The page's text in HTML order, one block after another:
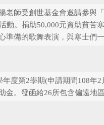
老師受創世基金會邀請參與
動。捐助50,000元資助貧苦
準備的歌舞表演，與寒士們
年度第2學期(申請期間108年2
金。發函給26所包含偏遠地